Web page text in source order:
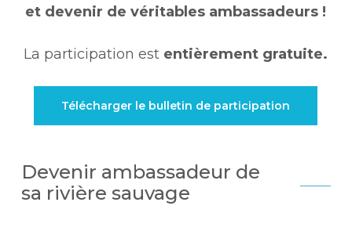
et devenir de véritables ambassadeurs !
La participation est entièrement gratuite.
Télécharger le bulletin de participation
Devenir ambassadeur de
sa rivière sauvage